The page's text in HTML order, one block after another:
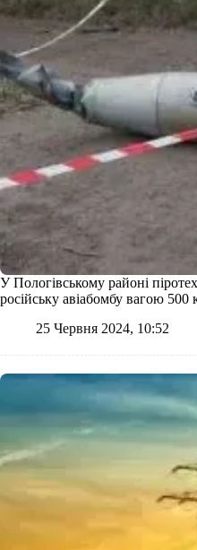
У Пологівському районі
російську авіабомбу вагою 500
25 Червня 2024, 10:52